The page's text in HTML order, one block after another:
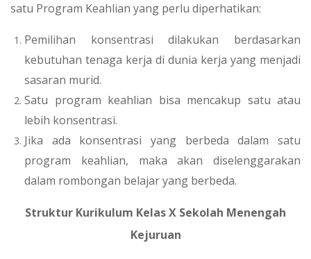
satu Program Keahlian yang perlu diperhatikan:
Pemilihan konsentrasi dilakukan berdasarkan
kebutuhan tenaga kerja di dunia kerja yang menjadi
sasaran murid.
Satu program keahlian bisa mencakup satu atau
lebih konsentrasi.
Jika ada konsentrasi yang berbeda dalam satu
program keahlian, maka akan diselenggarakan
dalam rombongan belajar yang berbeda.
Struktur Kurikulum Kelas X Sekolah Menengah
Kejuruan